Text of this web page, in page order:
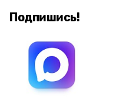
Подпишись!